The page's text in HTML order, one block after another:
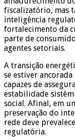
fiscalizatório, mas
inteligência
fortalecimento da
parte de
agentes setoriais.
A transição
se estiver
capazes de
estabilidade
social. Afinal, em
preservação do
rede deve
regulatória.